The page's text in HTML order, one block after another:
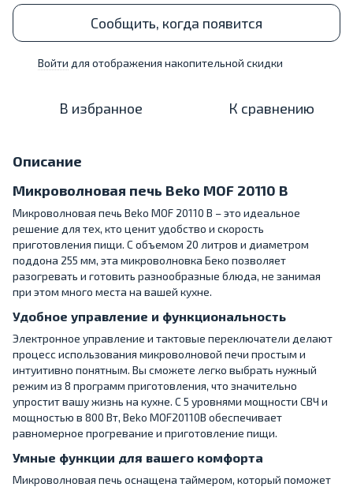
Сообщить, когда появится
Войти для отображения накопительной скидки
В избранное К сравнению
Описание
Микроволновая печь Beko MOF 20110 B
Микроволновая печь Beko MOF 20110 B – это идеальное
решение для тех, кто ценит удобство и скорость
приготовления пищи. С объемом 20 литров и диаметром
поддона 255 мм, эта микроволновка Беко позволяет
разогревать и готовить разнообразные блюда, не занимая
при этом много места на вашей кухне.
Удобное управление и функциональность
Электронное управление и тактовые переключатели делают
процесс использования микроволновой печи простым и
интуитивно понятным. Вы сможете легко выбрать нужный
режим из 8 программ приготовления, что значительно
упростит вашу жизнь на кухне. С 5 уровнями мощности СВЧ и
мощностью в 800 Вт, Beko MOF20110B обеспечивает
равномерное прогревание и приготовление пищи.
Умные функции для вашего комфорта
Микроволновая печь оснащена таймером, который поможет